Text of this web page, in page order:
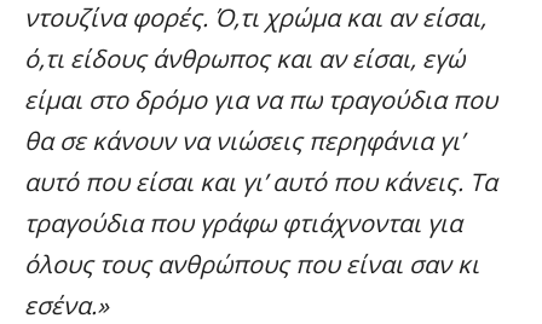
ντουζίνα φορές. Ό,τι χρώμα και αν είσαι,
ό,τι είδους άνθρωπος και αν είσαι, εγώ
είμαι στο δρόμο για να πω τραγούδια που
θα σε κάνουν να νιώσεις περηφάνια γι’
αυτό που είσαι και γι’ αυτό που κάνεις. Τα
τραγούδια που γράφω φτιάχνονται για
όλους τους ανθρώπους που είναι σαν κι
εσένα.»